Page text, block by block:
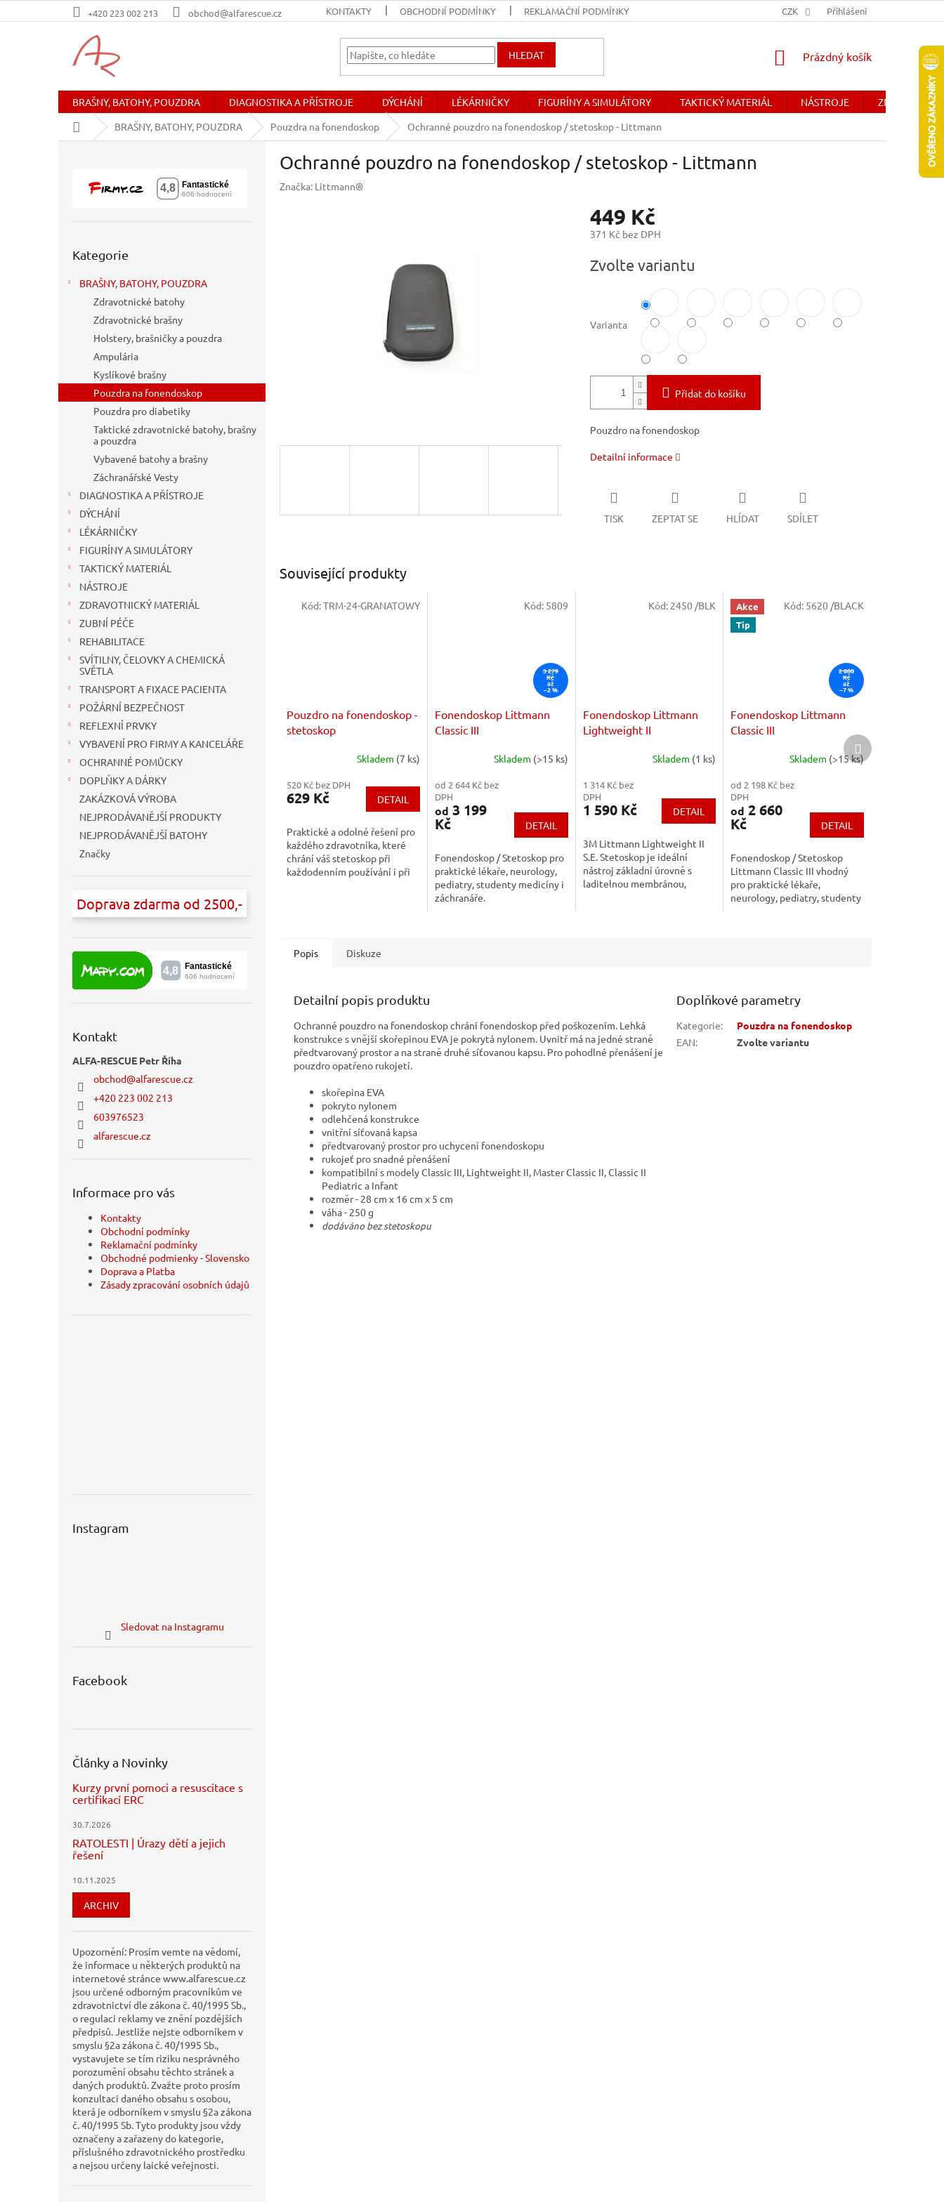
na
+420 223 002 213 obchod@alfarescue.cz KONTAKTY OBCHODNÍ PODMÍNKY REKLAMAČNÍ PODMÍNKY OBCHODNÉ PODMIENKY - SLOVENSKO DOPRAVA A PLATBA
CZK Přihlášení
HLEDAT
NÁKUPNÍ
Prázdný košík
BRAŠNY, BATOHY, POUZDRA DIAGNOSTIKA A PŘÍSTROJE DÝCHÁNÍ LÉKÁRNIČKY FIGURÍNY A SIMULÁTORY TAKTICKÝ MATERIÁL NÁSTROJE
Domů
BRAŠNY, BATOHY, POUZDRA Pouzdra na fonendoskop Ochranné pouzdro na fonendoskop / stetoskop - Littmann
kategorie
Kategorie
BRAŠNY, BATOHY, POUZDRA
Zdravotnické batohy
Zdravotnické brašny
Holstery, brašničky a pouzdra
Ampulária
Kyslíkové brašny
Pouzdra na fonendoskop
Pouzdra pro diabetiky
Taktické zdravotnické batohy, brašny
a pouzdra
Vybavené batohy a brašny
Záchranářské Vesty
DIAGNOSTIKA A PŘÍSTROJE
DÝCHÁNÍ
LÉKÁRNIČKY
FIGURÍNY A SIMULÁTORY
TAKTICKÝ MATERIÁL
NÁSTROJE
ZDRAVOTNICKÝ MATERIÁL
ZUBNÍ PÉČE
REHABILITACE
SVÍTILNY, ČELOVKY A CHEMICKÁ
SVĚTLA
TRANSPORT A FIXACE PACIENTA
POŽÁRNÍ BEZPEČNOST
REFLEXNÍ PRVKY
VYBAVENÍ PRO FIRMY A KANCELÁŘE
OCHRANNÉ POMŮCKY
DOPLŇKY A DÁRKY
ZAKÁZKOVÁ VÝROBA
NEJPRODÁVANĚJŠÍ PRODUKTY
NEJPRODÁVANĚJŠÍ BATOHY
Značky
Doprava zdarma od 2500,-
Kontakt
ALFA-RESCUE Petr Říha
obchod@alfarescue.cz
+420 223 002 213
603976523
alfarescue.cz
Informace pro vás
Kontakty
Obchodní podmínky
Reklamační podmínky
Obchodné podmienky - Slovensko
Doprava a Platba
Zásady zpracování osobních údajů
Instagram
Sledovat na Instagramu
Facebook
Články a Novinky
Kurzy první pomoci a resuscitace s
certifikací ERC
30.7.2026
RATOLESTI | Úrazy dětí a jejich
řešení
10.11.2025
ARCHIV
Upozornění: Prosím vemte na vědomí,
že informace u některých produktů na
internetové stránce www.alfarescue.cz
jsou určené odborným pracovníkům ve
zdravotnictví dle zákona č. 40/1995 Sb.,
o regulaci reklamy ve znění pozdějších
předpisů. Jestliže nejste odborníkem v
smyslu §2a zákona č. 40/1995 Sb.,
vystavujete se tím riziku nesprávného
porozumění obsahu těchto stránek a
daných produktů. Zvažte proto prosím
konzultaci daného obsahu s osobou,
která je odborníkem v smyslu §2a zákona
č. 40/1995 Sb. Tyto produkty jsou vždy
označeny a zařazeny do kategorie,
příslušného zdravotnického prostředku
a nejsou určeny laické veřejnosti.
Ochranné pouzdro na fonendoskop / stetoskop - Littmann
Značka: Littmann®
449 Kč
371 Kč bez DPH
cena:
Zvolte variantu
Varianta
Přidat do košíku
Pouzdro na fonendoskop
Detailní informace
TISK ZEPTAT SE HLÍDAT SDÍLET
Související produkty
Pouzdro na fonendoskop -
stetoskop
Skladem (7 ks)
520 Kč bez DPH
629 Kč DETAIL
Praktické a odolné řešení pro
každého zdravotníka, které
chrání váš stetoskop při
každodenním používání i při
Kód:TRM-24-GRANATOWY
3 279
Kč
až
–2 %
Fonendoskop Littmann
Classic III
Skladem (>15 ks)
od 2 644 Kč bez
DPH
od 3 199
Kč DETAIL
Fonendoskop / Stetoskop pro
praktické lékaře, neurology,
pediatry, studenty medicíny i
záchranáře.
Kód: 5809
Fonendoskop Littmann
Lightweight II
Skladem (1 ks)
1 314 Kč bez
DPH
1 590 Kč DETAIL
3M Littmann Lightweight II
S.E. Stetoskop je ideální
nástroj základní úrovně s
laditelnou membránou,
Kód: 2450 /BLK
Akce
Tip
2 880
Kč
až
–7 %
Fonendoskop Littmann
Classic III
Skladem (>15 ks)
od 2 198 Kč bez
DPH
od 2 660
Kč DETAIL
Fonendoskop / Stetoskop
Littmann Classic III vhodný
pro praktické lékaře,
neurology, pediatry, studenty
Kód: 5620 /BLACK
Další
produkt
Popis Diskuze
Detailní popis produktu
Ochranné pouzdro na fonendoskop chrání fonendoskop před poškozením. Lehká
konstrukce s vnější skořepinou EVA je pokrytá nylonem. Uvnitř má na jedné straně
předtvarovaný prostor a na straně druhé síťovanou kapsu. Pro pohodlné přenášení je
pouzdro opatřeno rukojetí.
skořepina EVA
pokryto nylonem
odlehčená konstrukce
vnitřní síťovaná kapsa
předtvarovaný prostor pro uchycení fonendoskopu
rukojeť pro snadné přenášení
kompatibilní s modely Classic III, Lightweight II, Master Classic II, Classic II
Pediatric a Infant
rozměr - 28 cm x 16 cm x 5 cm
váha - 250 g
dodáváno bez stetoskopu
Doplňkové parametry
Kategorie:
Pouzdra na fonendoskop
EAN: Zvolte variantu